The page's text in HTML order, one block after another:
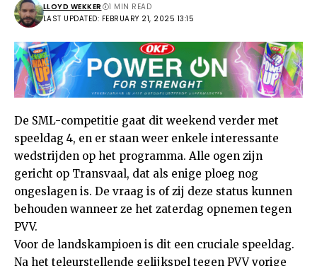
LAST UPDATED: FEBRUARY 21, 2025 13:15
LLOYD WEKKER 1 MIN READ
De SML-competitie gaat dit weekend verder met
speeldag 4, en er staan weer enkele interessante
wedstrijden op het programma. Alle ogen zijn
gericht op Transvaal, dat als enige ploeg nog
ongeslagen is. De vraag is of zij deze status kunnen
behouden wanneer ze het zaterdag opnemen tegen
PVV.
Voor de landskampioen is dit een cruciale speeldag.
Na het teleurstellende gelijkspel tegen PVV vorige